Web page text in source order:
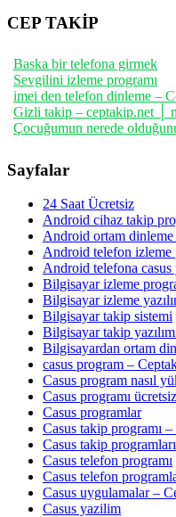
CEP TAKİP
Baska bir telefona girmek
Sevgilini izleme programı
imei den telefon dinleme –
Gizli takip – ceptakip.net │
Çocuğumun nerede
Sayfalar
24 Saat Ücretsiz
Android cihaz takip
Android ortam dinleme
Android telefon izleme
Android telefona casus
Bilgisayar izleme
Bilgisayar izleme
Bilgisayar takip sistemi
Bilgisayar takip
Bilgisayardan ortam
casus program –
Casus program nasıl
Casus programı
Casus programlar
Casus takip programı
Casus takip
Casus telefon programı
Casus telefon
Casus uygulamalar –
Casus yazilim